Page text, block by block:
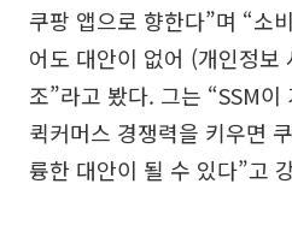
쿠팡 앱으로 향한다”며 “소
어도 대안이 없어 (개인정보
조”라고 봤다. 그는 “SSM
퀵커머스 경쟁력을 키우면
륭한 대안이 될 수 있다”고